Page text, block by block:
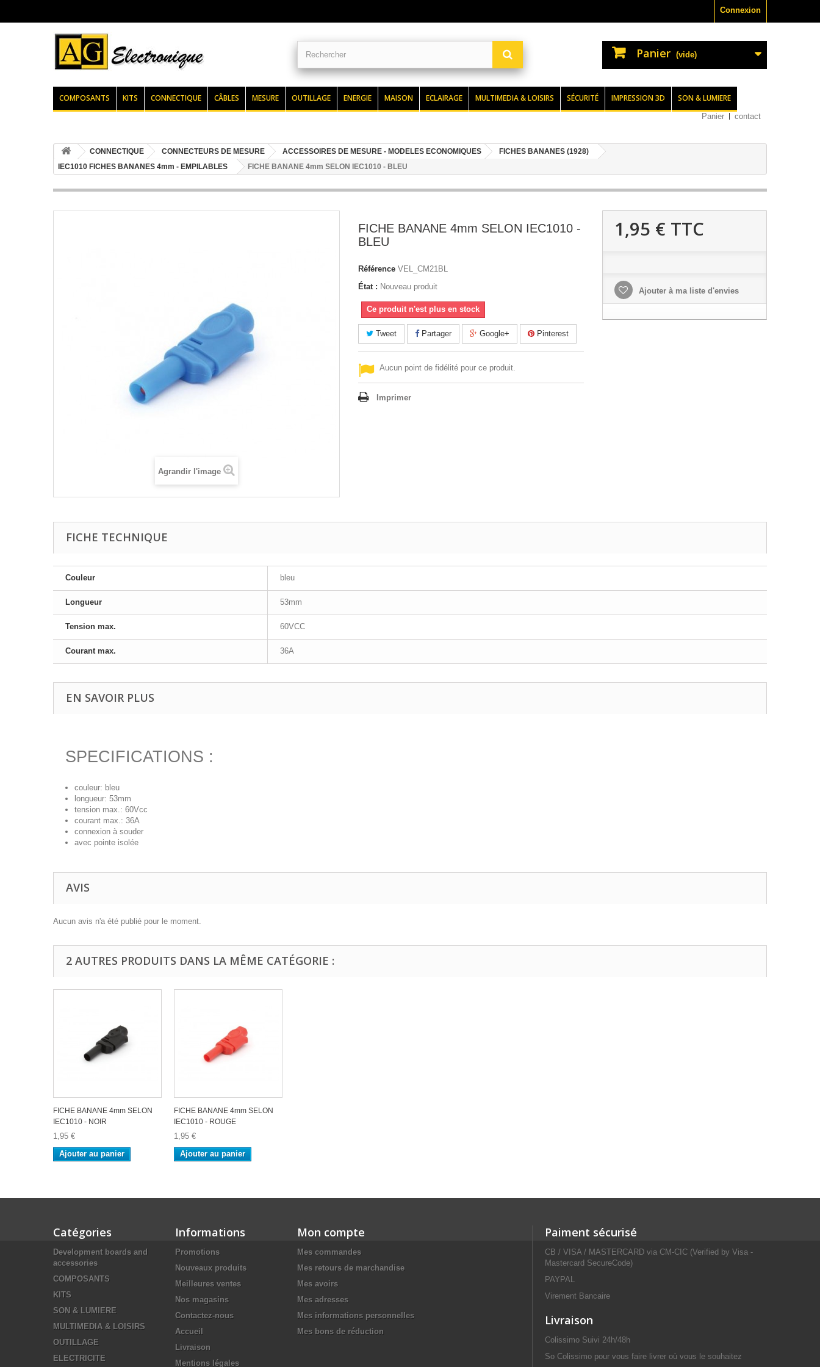
Connexion
Panier (vide)
COMPOSANTS KITS CONNECTIQUE CÂBLES MESURE OUTILLAGE ENERGIE MAISON ECLAIRAGE MULTIMEDIA & LOISIRS SÉCURITÉ IMPRESSION 3D SON & LUMIERE
Panier contact
CONNECTIQUE CONNECTEURS DE MESURE ACCESSOIRES DE MESURE - MODELES ECONOMIQUES
FICHES BANANES (1928)
IEC1010 FICHES BANANES 4mm - EMPILABLES
FICHE BANANE 4mm SELON IEC1010 - BLEU
Agrandir l'image
FICHE BANANE 4mm SELON IEC1010 -
BLEU
Référence VEL_CM21BL
État : Nouveau produit
Ce produit n'est plus en stock
Tweet Partager Google+ Pinterest
Aucun point de fidélité pour ce produit.
Imprimer
1,95 € TTC
Ajouter à ma liste d'envies
FICHE TECHNIQUE
Couleur bleu
Longueur 53mm
Tension max. 60VCC
Courant max. 36A
EN SAVOIR PLUS
SPECIFICATIONS :
couleur: bleu
longueur: 53mm
tension max.: 60Vcc
courant max.: 36A
connexion à souder
avec pointe isolée
AVIS
Aucun avis n'a été publié pour le moment.
2 AUTRES PRODUITS DANS LA MÊME CATÉGORIE :
FICHE BANANE 4mm SELON
IEC1010 - NOIR
1,95 €
Ajouter au panier
FICHE BANANE 4mm SELON
IEC1010 - ROUGE
1,95 €
Ajouter au panier
Catégories
Development boards and
accessories
COMPOSANTS
KITS
SON & LUMIERE
MULTIMEDIA & LOISIRS
OUTILLAGE
ELECTRICITE
Informations
Promotions
Nouveaux produits
Meilleures ventes
Nos magasins
Contactez-nous
Accueil
Livraison
Mentions légales
Mon compte
Mes commandes
Mes retours de marchandise
Mes avoirs
Mes adresses
Mes informations personnelles
Mes bons de réduction
Paiment sécurisé
CB / VISA / MASTERCARD via CM-CIC (Verified by Visa -
Mastercard SecureCode)
PAYPAL
Virement Bancaire
Livraison
Colissimo Suivi 24h/48h
So Colissimo pour vous faire livrer où vous le souhaitez